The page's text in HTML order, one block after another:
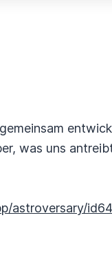
was uns
astroversary/